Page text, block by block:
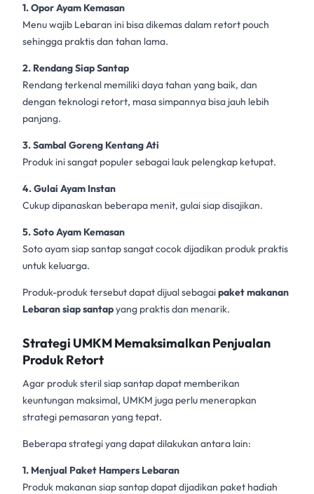
1. Opor Ayam Kemasan
Menu wajib Lebaran ini bisa dikemas dalam retort pouch
sehingga praktis dan tahan lama.
2. Rendang Siap Santap
Rendang terkenal memiliki daya tahan yang baik, dan
dengan teknologi retort, masa simpannya bisa jauh lebih
panjang.
3. Sambal Goreng Kentang Ati
Produk ini sangat populer sebagai lauk pelengkap ketupat.
4. Gulai Ayam Instan
Cukup dipanaskan beberapa menit, gulai siap disajikan.
5. Soto Ayam Kemasan
Soto ayam siap santap sangat cocok dijadikan produk praktis
untuk keluarga.
Produk-produk tersebut dapat dijual sebagaipaket makanan
Lebaran siap santapyang praktis dan menarik.
Strategi UMKM Memaksimalkan Penjualan
Produk Retort
Agar produk steril siap santap dapat memberikan
keuntungan maksimal, UMKM juga perlu menerapkan
strategi pemasaran yang tepat.
Beberapa strategi yang dapat dilakukan antara lain:
1. Menjual Paket Hampers Lebaran
Produk makanan siap santap dapat dijadikan paket hadiah